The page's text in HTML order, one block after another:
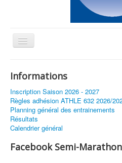
Basculer
la
Vous êtes ici :
Bruno Anicet champion du monde
Informations
Inscription Saison 2026 - 2027
Règles adhésion ATHLE 632 2026/
Planning général des entrainements
Résultats
Calendrier général
Facebook Semi-Marathon